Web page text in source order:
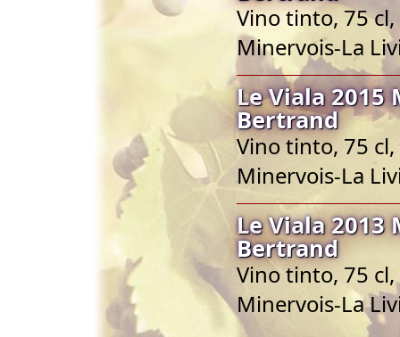
Vino tinto, 75
Minervois-La
Le Viala 2015
Bertrand
Vino tinto, 75
Minervois-La
Le Viala 2013
Bertrand
Vino tinto, 75
Minervois-La